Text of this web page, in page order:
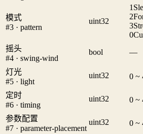
模式
#3 · pattern
uint32
1
2
3
0
摇头
#4 · swing-wind
bool —
灯光
#5 · light
uint32 0 ~
定时
#6 · timing
uint32 0 ~
参数配置
#7 · parameter-placement
uint32 0 ~